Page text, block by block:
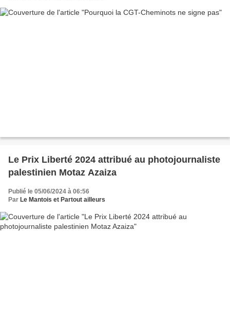
Le Prix Liberté 2024 attribué au photojournaliste
palestinien Motaz Azaiza
Publié le 05/06/2024 à 06:56
Par Le Mantois et Partout ailleurs